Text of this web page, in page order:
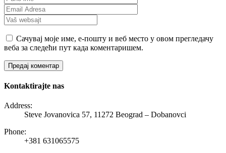
Сачувај моје име, е-пошту и веб место у овом прегледачу
веба за следећи пут када коментаришем.
Kontaktirajte nas
Address:
Steve Jovanovica 57, 11272 Beograd – Dobanovci
Phone:
+381 631065575